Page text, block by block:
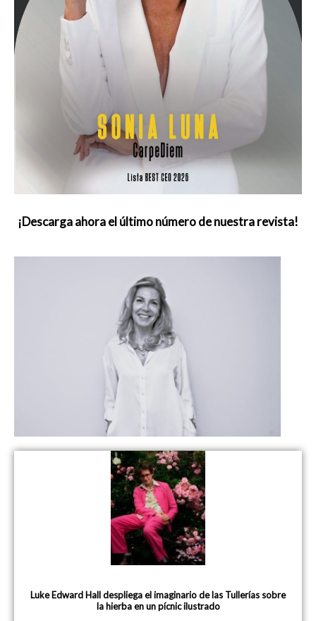
¡Descarga ahora el último número de nuestra revista!
Luke Edward Hall despliega el imaginario de las Tullerías sobre
la hierba en un pícnic ilustrado